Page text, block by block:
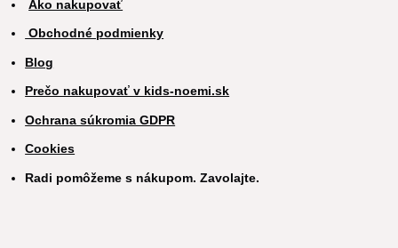
Ako nakupovať
Obchodné podmienky
Blog
Prečo nakupovať v kids-noemi.sk
Ochrana súkromia GDPR
Cookies
Radi pomôžeme s nákupom. Zavolajte.